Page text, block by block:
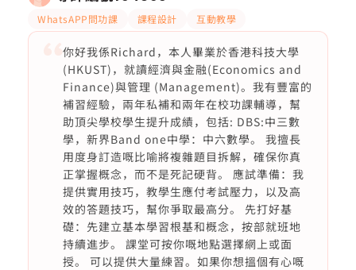
WhatsAPP問功課 課程設計 互動教學
你好我係Richard，本人畢業於香港科技大學
(HKUST)，就讀經濟與金融(Economics and
Finance)與管理 (Management)。我有豐富的
補習經驗，兩年私補和兩年在校功課輔導，幫
助頂尖學校學生提升成績，包括: DBS:中三數
學，新界Band one中學：中六數學。 我擅長
用度身訂造嘅比喻將複雜題目拆解，確保你真
正掌握概念，而不是死記硬背。 應試準備：我
提供實用技巧，教學生應付考試壓力，以及高
效的答題技巧，幫你爭取最高分。 先打好基
礎：先建立基本學習根基和概念，按部就班地
持續進步。 課堂可按你嘅地點選擇網上或面
授。 可以提供大量練習。如果你想搵個有心嘅